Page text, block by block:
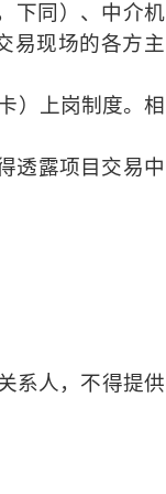
下同）、中介机
易现场的各方主
）上岗制度。相
透露项目交易中
系人，不得提供